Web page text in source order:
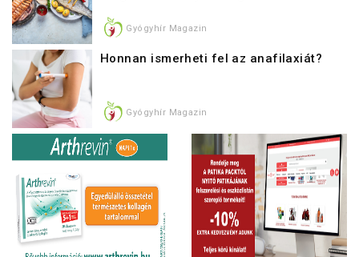
Gyógyhír Magazin
Honnan ismerheti fel az anafilaxiát?
Gyógyhír Magazin